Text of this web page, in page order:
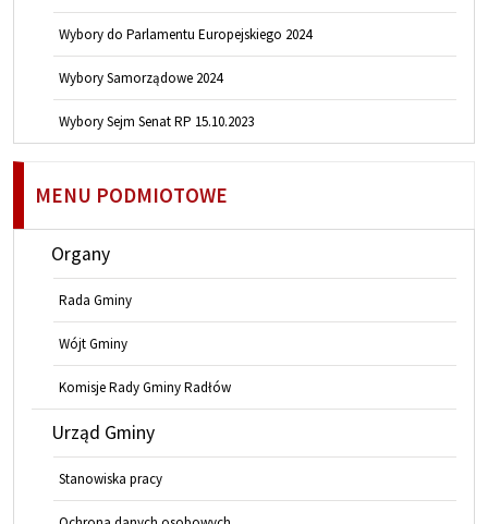
Wybory do Parlamentu Europejskiego 2024
Wybory Samorządowe 2024
Wybory Sejm Senat RP 15.10.2023
MENU PODMIOTOWE
Organy
Rada Gminy
Wójt Gminy
Komisje Rady Gminy Radłów
Urząd Gminy
Stanowiska pracy